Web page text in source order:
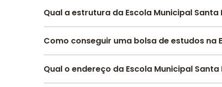
A Escola Municipal Santa Ines é bem
motivação dos estudantes.
Confira aquias avaliações feitas por alunos,
Qual a estrutura da Escola Municipal Santa
A Escola Municipal Santa Ines oferece toda a
Como conseguir uma bolsa de estudos na
Pesquise bolsas disponíveis no Melhor Escola
Qual o endereço da Escola Municipal Santa